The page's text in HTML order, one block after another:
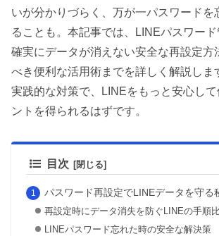
いが分かりづらく、万が一パスワードを
ることも。本記事では、LINEパスワード
確実にデータが消えない安全な再設定方
べき便利な活用術までを詳しく解説しま
実践的な対策で、LINEをもっと安心して
ントを得られるはずです。
目次
パスワード再設定でLINEデータを守る
再設定時にデータ消失を防ぐLINEの手順
LINEパスワード忘れた時の安全な解決策